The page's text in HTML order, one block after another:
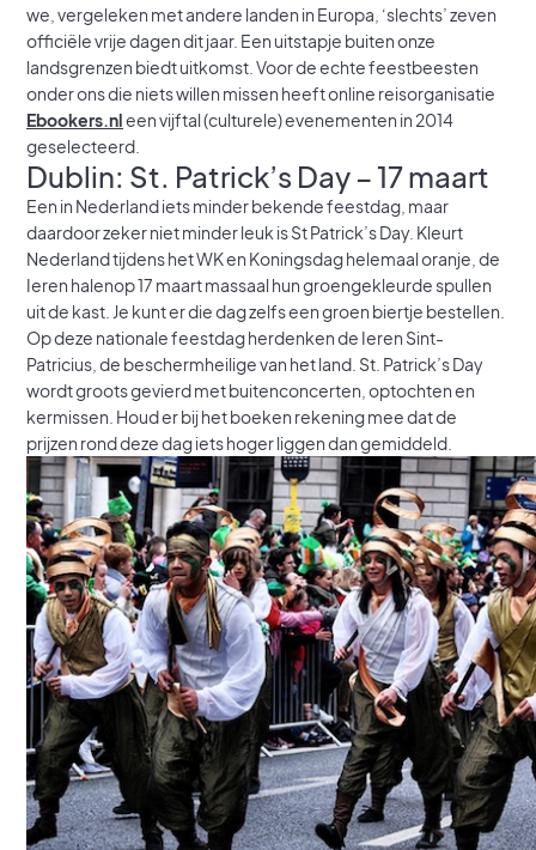
we, vergeleken met andere landen in Europa, ‘slechts’ zeven
officiële vrije dagen dit jaar. Een uitstapje buiten onze
landsgrenzen biedt uitkomst. Voor de echte feestbeesten
onder ons die niets willen missen heeft online reisorganisatie
Ebookers.nleen vijftal (culturele) evenementen in 2014
geselecteerd.
Dublin: St. Patrick’s Day – 17 maart
Een in Nederland iets minder bekende feestdag, maar
daardoor zeker niet minder leuk is St Patrick’s Day. Kleurt
Nederland tijdens het WK en Koningsdag helemaal oranje, de
Ieren halenop 17 maart massaal hun groengekleurde spullen
uit de kast. Je kunt er die dag zelfs een groen biertje bestellen.
Op deze nationale feestdag herdenken de Ieren Sint-
Patricius, de beschermheilige van het land. St. Patrick’s Day
wordt groots gevierd met buitenconcerten, optochten en
kermissen. Houd er bij het boeken rekening mee dat de
prijzen rond deze dag iets hoger liggen dan gemiddeld.